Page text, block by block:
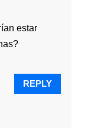
estar
REPLY